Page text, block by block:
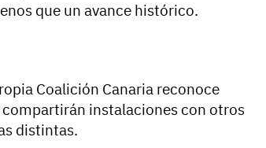
que un avance histórico.
Coalición Canaria reconoce
instalaciones con otros
distintas.